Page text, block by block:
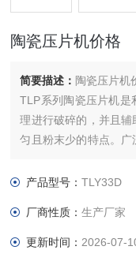
陶瓷压片机价格
简要描述： 陶瓷压片机
TLP系列陶瓷压片机是
理进行破碎的，并且
匀且粉末少的特点。
为破碎卡片的有力工
作。
产品型号：TLY33D
厂商性质：生产厂家
更新时间： 2026-07-